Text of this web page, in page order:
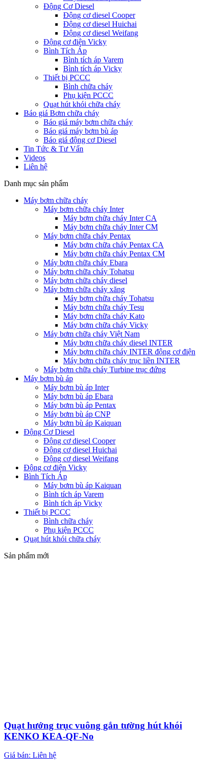
Động Cơ Diesel
Động cơ diesel Cooper
Động cơ diesel Huichai
Động cơ diesel Weifang
Động cơ điện Vicky
Bình Tích Áp
Bình tích áp Varem
Bình tích áp Vicky
Thiết bị PCCC
Bình chữa cháy
Phụ kiện PCCC
Quạt hút khói chữa cháy
Báo giá Bơm chữa cháy
Báo giá máy bơm chữa cháy
Báo giá máy bơm bù áp
Báo giá động cơ Diesel
Tin Tức & Tư Vấn
Videos
Liên hệ
Danh mục sản phẩm
Máy bơm chữa cháy
Máy bơm chữa cháy Inter
Máy bơm chữa cháy Inter CA
Máy bơm chữa cháy Inter CM
Máy bơm chữa cháy Pentax
Máy bơm chữa cháy Pentax CA
Máy bơm chữa cháy Pentax CM
Máy bơm chữa cháy Ebara
Máy bơm chữa cháy Tohatsu
Máy bơm chữa cháy diesel
Máy bơm chữa cháy xăng
Máy bơm chữa cháy Tohatsu
Máy bơm chữa cháy Tesu
Máy bơm chữa cháy Kato
Máy bơm chữa cháy Vicky
Máy bơm chữa cháy Việt Nam
Máy bơm chữa cháy diesel INTER
Máy bơm chữa cháy INTER động cơ điện
Máy bơm chữa cháy trục liền INTER
Máy bơm chữa cháy Turbine trục đứng
Máy bơm bù áp
Máy bơm bù áp Inter
Máy bơm bù áp Ebara
Máy bơm bù áp Pentax
Máy bơm bù áp CNP
Máy bơm bù áp Kaiquan
Động Cơ Diesel
Động cơ diesel Cooper
Động cơ diesel Huichai
Động cơ diesel Weifang
Động cơ điện Vicky
Bình Tích Áp
Máy bơm bù áp Kaiquan
Bình tích áp Varem
Bình tích áp Vicky
Thiết bị PCCC
Bình chữa cháy
Phụ kiện PCCC
Quạt hút khói chữa cháy
Sản phẩm mới
Quạt hướng trục vuông gắn tường hút khói
KENKO KEA-QF-No
Giá bán: Liên hệ